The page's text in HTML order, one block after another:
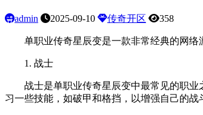
admin 2025-09-10 传奇开区 358
单职业传奇星辰变是一款非常经典的网络游
1. 战士
战士是单职业传奇星辰变中最常见的职业
习一些技能，如破甲和格挡，以增强自己的战